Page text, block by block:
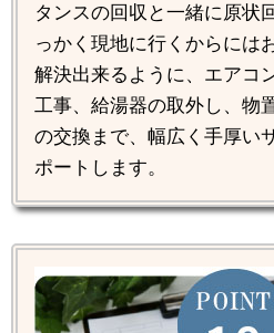
タンスの回収と一緒に原状
っかく現地に行くからには
解決出来るように、エアコ
工事、給湯器の取外し、物
の交換まで、幅広く手厚い
ポートします。